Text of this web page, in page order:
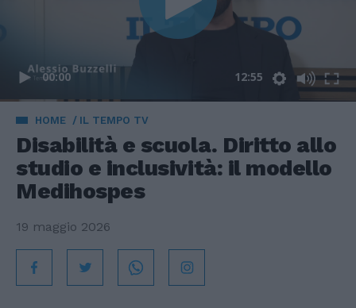
00:00 12:55
HOME IL TEMPO TV
Disabilità e scuola. Diritto allo
studio e inclusività: il modello
Medihospes
19 maggio 2026